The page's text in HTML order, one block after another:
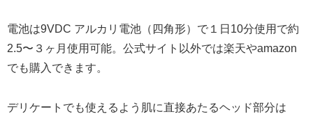
電池は9VDC アルカリ電池（四角形）で１日10分使用で約
2.5〜３ヶ月使用可能。公式サイト以外では楽天やamazon
でも購入できます。
デリケートでも使えるよう肌に直接あたるヘッド部分は